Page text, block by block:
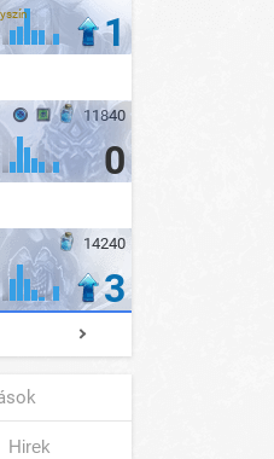
1
11840
0
14240
3
Hirek